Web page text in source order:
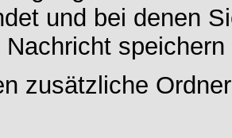
und bei denen
Nachricht
zusätzliche